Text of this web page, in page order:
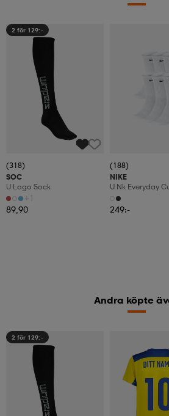
2 för 129:-
(318)
SOC
U Logo Sock
+1
89,90
(188)
NIKE
U Nk Everyday
6pr-Bd
249:-
Andra köpte
2 för 129:-